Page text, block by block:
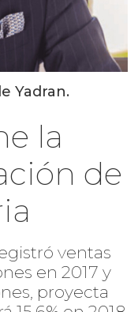
Yadran.
la
de
ventas
en 2017 y
proyecta